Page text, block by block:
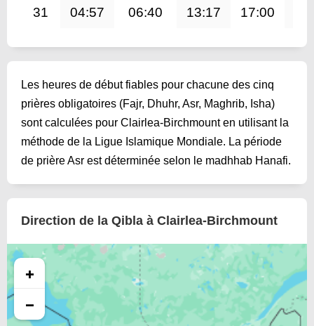
31 04:57 06:40 13:17 17:00
Les heures de début fiables pour chacune des cinq
prières obligatoires (Fajr, Dhuhr, Asr, Maghrib, Isha)
sont calculées pour Clairlea-Birchmount en utilisant la
méthode de la Ligue Islamique Mondiale. La période
de prière Asr est déterminée selon le madhhab Hanafi.
Direction de la Qibla à Clairlea-Birchmount
+
−